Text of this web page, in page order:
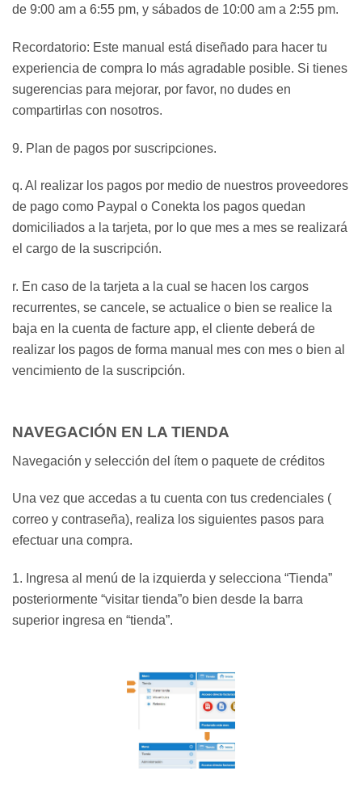
de 9:00 am a 6:55 pm, y sábados de 10:00 am a 2:55 pm.
Recordatorio: Este manual está diseñado para hacer tu
experiencia de compra lo más agradable posible. Si tienes
sugerencias para mejorar, por favor, no dudes en
compartirlas con nosotros.
9. Plan de pagos por suscripciones.
q. Al realizar los pagos por medio de nuestros proveedores
de pago como Paypal o Conekta los pagos quedan
domiciliados a la tarjeta, por lo que mes a mes se realizará
el cargo de la suscripción.
r. En caso de la tarjeta a la cual se hacen los cargos
recurrentes, se cancele, se actualice o bien se realice la
baja en la cuenta de facture app, el cliente deberá de
realizar los pagos de forma manual mes con mes o bien al
vencimiento de la suscripción.
NAVEGACIÓN EN LA TIENDA
Navegación y selección del ítem o paquete de créditos
Una vez que accedas a tu cuenta con tus credenciales (
correo y contraseña), realiza los siguientes pasos para
efectuar una compra.
1. Ingresa al menú de la izquierda y selecciona “Tienda”
posteriormente “visitar tienda”o bien desde la barra
superior ingresa en “tienda”.